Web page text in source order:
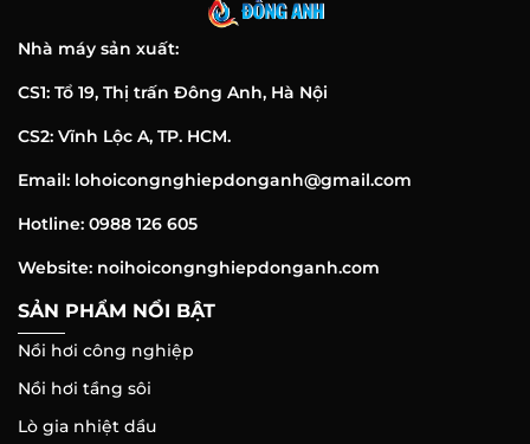
Nhà máy sản xuất:
CS1: Tổ 19, Thị trấn Đông Anh, Hà Nội
CS2: Vĩnh Lộc A, TP. HCM.
Email: lohoicongnghiepdonganh@gmail.com
Hotline: 0988 126 605
Website: noihoicongnghiepdonganh.com
SẢN PHẨM NỔI BẬT
Nồi hơi công nghiệp
Nồi hơi tầng sôi
Lò gia nhiệt dầu